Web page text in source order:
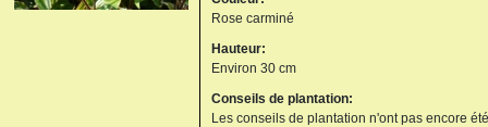
Rose carminé
Hauteur:
Environ 30 cm
Conseils de plantation:
Les conseils de plantation n'ont pas encore